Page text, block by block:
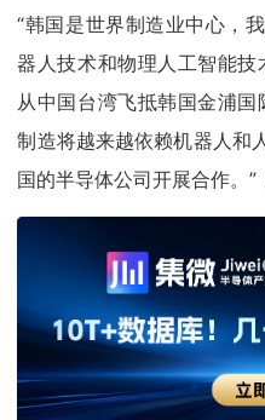
“韩国是世界制造业中心，
器人技术和物理人工智能技
从中国台湾飞抵韩国金浦
制造将越来越依赖机器人和
国的半导体公司开展合作。”